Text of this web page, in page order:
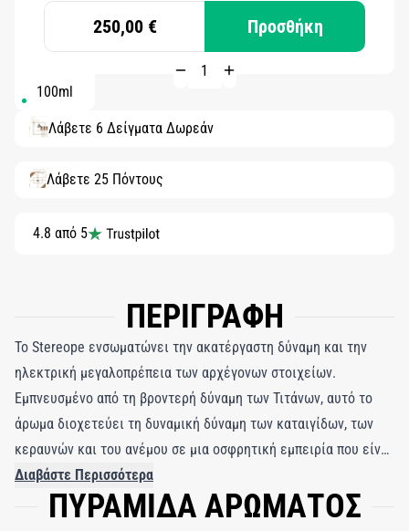
250,00 € Προσθήκη
100ml
Λάβετε 6 Δείγματα Δωρεάν
Λάβετε 25 Πόντους
4.8 από 5
ΠΕΡΙΓΡΑΦΗ
Το Stereope ενσωματώνει την ακατέργαστη δύναμη και την
ηλεκτρική μεγαλοπρέπεια των αρχέγονων στοιχείων.
Εμπνευσμένο από τη βροντερή δύναμη των Τιτάνων, αυτό το
άρωμα διοχετεύει τη δυναμική δύναμη των καταιγίδων, των
κεραυνών και του ανέμου σε μια οσφρητική εμπειρία που είναι
ταυτόχρονα συναρπαστική και μαγνητική. Είναι ένα άρωμα
κίνησης και έντασης—τολμηρή, ηχηρή και ακαταμάχητα
Διαβάστε Περισσότερα
ΠΥΡΑΜΙΔΑ ΑΡΩΜΑΤΟΣ